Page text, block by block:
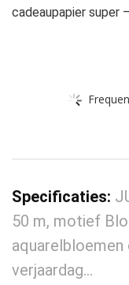
cadeaupapier super
Specificaties:
50 m, motief
verjaardag…